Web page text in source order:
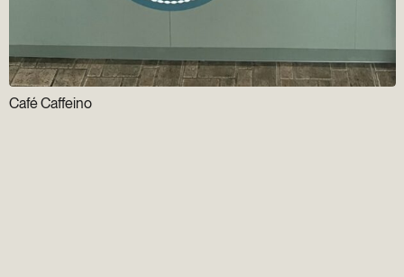
Café Caffeino